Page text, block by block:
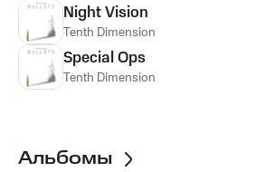
Night Vision
Tenth Dimension
Special Ops
Tenth Dimension
Альбомы